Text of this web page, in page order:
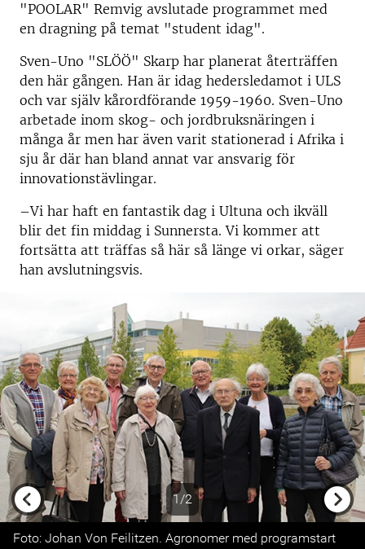
"POOLAR" Remvig avslutade programmet med
en dragning på temat "student idag".
Sven-Uno "SLÖÖ" Skarp har planerat återträffen
den här gången. Han är idag hedersledamot i ULS
och var själv kårordförande 1959-1960. Sven-Uno
arbetade inom skog- och jordbruksnäringen i
många år men har även varit stationerad i Afrika i
sju år där han bland annat var ansvarig för
innovationstävlingar.
–Vi har haft en fantastik dag i Ultuna och ikväll
blir det fin middag i Sunnersta. Vi kommer att
fortsätta att träffas så här så länge vi orkar, säger
han avslutningsvis.
1/2
Previous
Foto: Johan Von Feilitzen. Agronomer med programstart